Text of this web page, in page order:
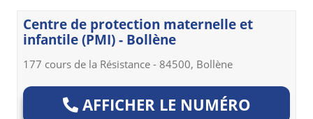
Centre de protection maternelle et
infantile (PMI) - Bollène
177 cours de la Résistance - 84500, Bollène
AFFICHER LE NUMÉRO